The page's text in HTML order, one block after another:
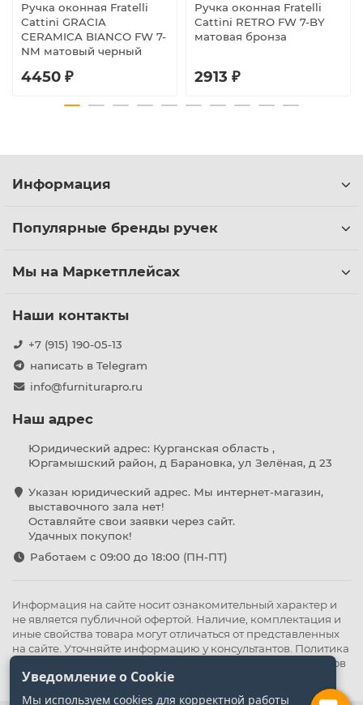
Ручка оконная Fratelli
Cattini GRACIA
CERAMICA BIANCO FW 7-
NM матовый черный
4450 ₽
Ручка оконная Fratelli
Cattini RETRO FW 7-BY
матовая бронза
2913 ₽
Информация
Популярные бренды ручек
Мы на Маркетплейсах
Наши контакты
+7 (915) 190-05-13
написать в Telegram
info@furniturapro.ru
Наш адрес
Юридический адрес: Курганская область ,
Юргамышский район, д Барановка, ул Зелёная, д 23
Указан юридический адрес. Мы интернет-магазин,
выставочного зала нет!
Оставляйте свои заявки через сайт.
Удачных покупок!
Работаем с 09:00 до 18:00 (ПН-ПТ)
Информация на сайте носит ознакомительный характер и
не является публичной офертой. Наличие, комплектация и
иные свойства товара могут отличаться от представленных
на сайте. Уточняйте информацию у консультантов. Политика
Политика обработки файлов
cookie
Уведомление о Cookie
Мы используем cookies для корректной работы